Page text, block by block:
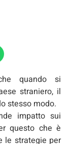
quando si
straniero, il
stesso modo.
impatto sui
questo che è
le strategie per